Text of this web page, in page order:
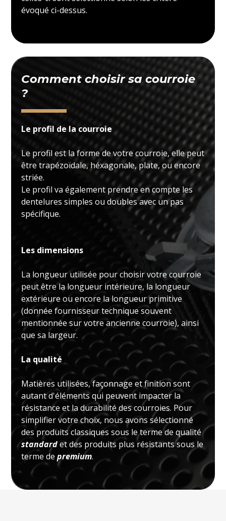
évoqué ci-dessus.
Comment choisir sa courroie
?
Le profil de la courroie
Le profil est la forme de votre courroie, elle peut
être trapézoïdale, héxagonale, plate, ou encore
striée.
Le profil va également prendre en compte les
dentelures simples ou doubles avec un pas
spécifique.
Les dimensions
La longueur utilisée pour choisir votre courroie
peut être la longueur intérieure, la longueur
extérieure ou encore la longueur primitive
(donnée fournisseur technique souvent
mentionnée sur votre ancienne courroie), ainsi
que sa largeur.
La qualité
Matières utilisées, façonnage et finition sont
autant d'éléments qui peuvent impacter la
résistance et la durabilité des courroies. Pour
simplifier votre choix, nous avons sélectionné
des produits classiques sous le terme de qualité
standardet des produits plus résistants sous le
terme depremium.